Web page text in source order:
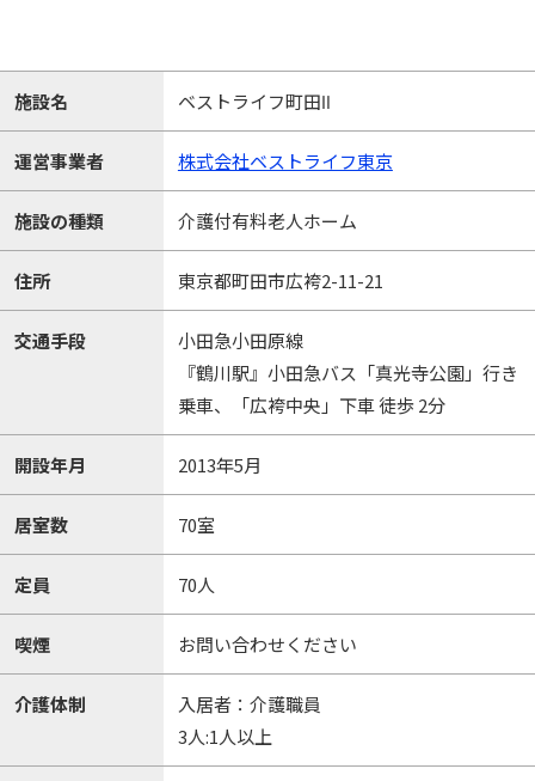
施設名 ベストライフ町田Ⅱ
運営事業者 株式会社ベストライフ東京
施設の種類 介護付有料老人ホーム
住所 東京都町田市広袴2-11-21
交通手段
小田急小田原線
『鶴川駅』小田急バス「真光寺公園」行き
乗車、「広袴中央」下車 徒歩 2分
開設年月 2013年5月
居室数 70室
定員 70人
喫煙 お問い合わせください
介護体制
入居者：介護職員
3人:1人以上